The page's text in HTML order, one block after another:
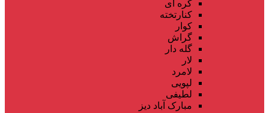
کره ای
کنارتخته
کوار
گراش
گله دار
لار
لامرد
لپویی
لطیفی
مبارک آباد دیز